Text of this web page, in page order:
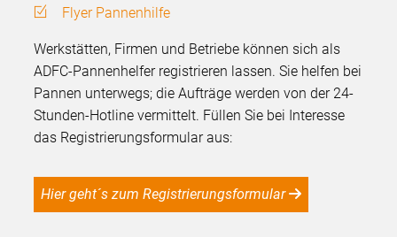
Flyer Pannenhilfe
Werkstätten, Firmen und Betriebe können sich als
ADFC-Pannenhelfer registrieren lassen. Sie helfen bei
Pannen unterwegs; die Aufträge werden von der 24-
Stunden-Hotline vermittelt. Füllen Sie bei Interesse
das Registrierungsformular aus:
Hier geht´s zum Registrierungsformular